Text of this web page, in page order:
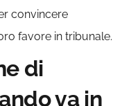
convincere
favore in tribunale.
di
va in